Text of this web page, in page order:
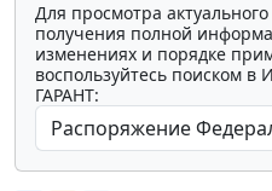
Для просмотра
получения полной
изменениях и порядке
воспользуйтесь поиском в
ГАРАНТ: